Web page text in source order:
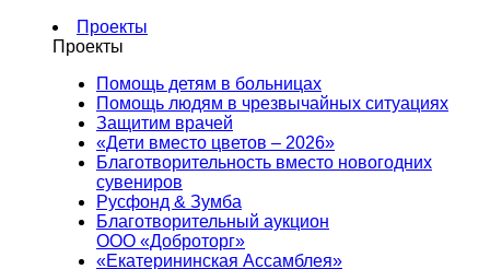
Проекты
Проекты
Помощь детям в больницах
Помощь людям в чрезвычайных ситуациях
Защитим врачей
«Дети вместо цветов – 2026»
Благотворительность вместо новогодних
сувениров
Русфонд & Зумба
Благотворительный аукцион
ООО «Доброторг»
«Екатерининская Ассамблея»